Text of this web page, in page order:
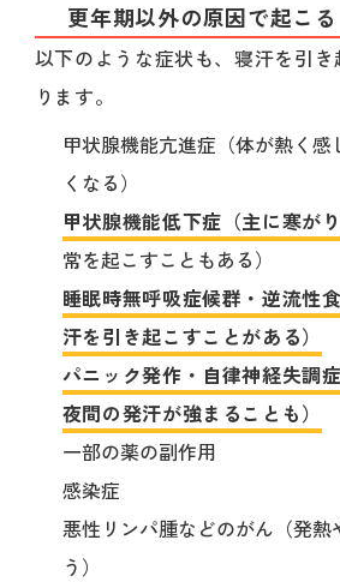
更年期以外の原因で起こる
以下のような症状も、寝汗を引
ります。
甲状腺機能亢進症（体が熱く
くなる）
甲状腺機能低下症（主に寒が
常を起こすこともある）
睡眠時無呼吸症候群・逆流性
汗を引き起こすことがある）
パニック発作・自律神経失調
夜間の発汗が強まることも）
一部の薬の副作用
感染症
悪性リンパ腫などのがん（発熱
う）